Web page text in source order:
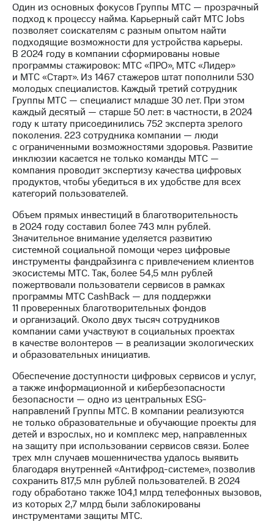
и
аудит
Рынок
акций
Описание
Программа
приобретения
Порядок
выкупа
акций
Дивиденды
Рынок
облигаций
Описание
Еврооблигации-2023
о
погашении
именных
облигаций
Другое
Регистратор
Реквизиты
Контакты
развитие
деловая этика
На главную
Один из основных фокусов Группы МТС — прозрачный
подход к процессу найма. Карьерный сайт МТС Jobs
позволяет соискателям с разным опытом найти
подходящие возможности для устройства карьеры.
В 2024 году в компании сформированы новые
программы стажировок: МТС «ПРО», МТС «Лидер»
и МТС «Старт». Из 1467 стажеров штат пополнили 530
молодых специалистов. Каждый третий сотрудник
Группы МТС — специалист младше 30 лет. При этом
каждый десятый — старше 50 лет: в частности, в 2024
году к штату присоединились 752 эксперта зрелого
поколения. 223 сотрудника компании — люди
с ограниченными возможностями здоровья. Развитие
инклюзии касается не только команды МТС —
компания проводит экспертизу качества цифровых
продуктов, чтобы убедиться в их удобстве для всех
категорий пользователей.
Объем прямых инвестиций в благотворительность
в 2024 году составил более 743 млн рублей.
Значительное внимание уделяется развитию
системной социальной помощи через цифровые
инструменты фандрайзинга с привлечением клиентов
экосистемы МТС. Так, более 54,5 млн рублей
пожертвовали пользователи сервисов в рамках
программы МТС CashBack — для поддержки
11 проверенных благотворительных фондов
и организаций. Около двух тысяч сотрудников
компании сами участвуют в социальных проектах
в качестве волонтеров — в реализации экологических
и образовательных инициатив.
Обеспечение доступности цифровых сервисов и услуг,
а также информационной и кибербезопасности
безопасности — одно из центральных ESG-
направлений Группы МТС. В компании реализуются
не только образовательные и обучающие проекты для
детей и взрослых, но и комплекс мер, направленных
на защиту при использовании сервисов связи. Более
трех млн случаев мошенничества удалось выявить
благодаря внутренней «Антифрод-системе», позволив
сохранить 817,5 млн рублей пользователей. В 2024
году обработано также 104,1 млрд телефонных вызовов,
из которых 2,7 млрд были заблокированы
инструментами защиты МТС.